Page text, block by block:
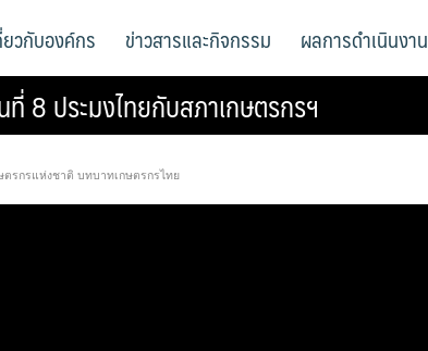
ยวกับองค์กร ข่าวสารและกิจกรรม ผลการดำเนินงาน
8 ประมงไทยกับสภาเกษตรกรฯ
ตรกรแห่งชาติ บทบาทเกษตรกรไทย